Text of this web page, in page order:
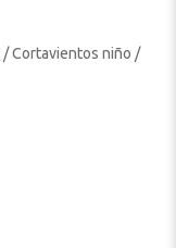
/Cortavientos niño /